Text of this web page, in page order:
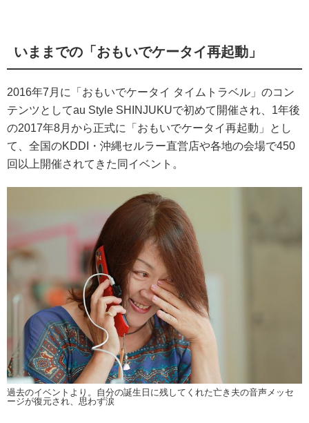
いままでの「おもいでケータイ再起動」
2016年7月に「おもいでケータイ タイムトラベル」のコン
テンツとしてau Style SHINJUKUで初めて開催され、1年後
の2017年8月から正式に「おもいでケータイ再起動」とし
て、全国のKDDI・沖縄セルラー直営店や各地の会場で450
回以上開催されてきた同イベント。
過去のイベントより。自分の誕生日に残してくれた亡き夫の音声メッセ
ージが復元され、思わず涙